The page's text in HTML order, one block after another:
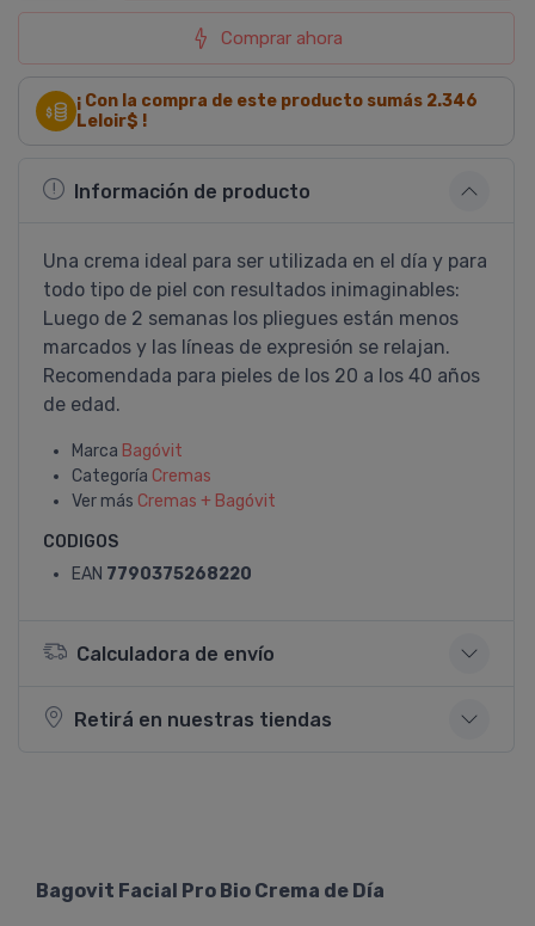
Comprar ahora
¡ Con la compra de este producto sumás 2.346
Leloir$ !
Información de producto
Una crema ideal para ser utilizada en el dí­a y para
todo tipo de piel con resultados inimaginables:
Luego de 2 semanas los pliegues están menos
marcados y las lí­neas de expresión se relajan.
Recomendada para pieles de los 20 a los 40 años
de edad.
Marca Bagóvit
Categoría Cremas
Ver más Cremas + Bagóvit
CODIGOS
EAN 7790375268220
Calculadora de envío
Retirá en nuestras tiendas
Bagovit Facial Pro Bio Crema de Día